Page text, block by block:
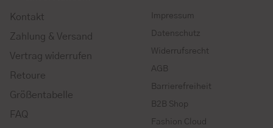
Kontakt
Zahlung & Versand
Vertrag widerrufen
Retoure
Größentabelle
FAQ
Impressum
Datenschutz
Widerrufsrecht
AGB
Barrierefreiheit
B2B Shop
Fashion Cloud